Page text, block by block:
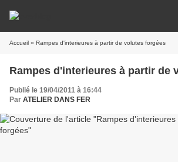
Accueil » Rampes d'interieures à partir de volutes forgées
Rampes d'interieures à partir de
Publié le 19/04/2011 à 16:44
Par ATELIER DANS FER